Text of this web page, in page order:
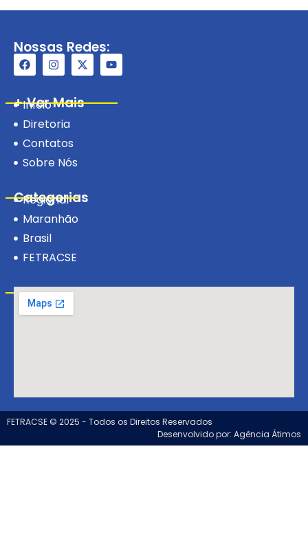
Nossas Redes:
+ Ver Mais
Início
Diretoria
Contatos
Sobre Nós
Categorias
Regional
Maranhão
Brasil
FETRACSE
Visite-nos!
FETRACSE © 2025 - Todos os Direitos Reservados
Desenvolvido por: Agência Átimos